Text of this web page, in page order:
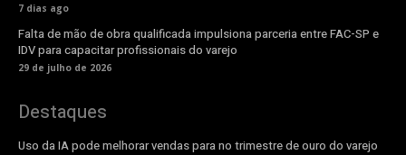
7 dias ago
Falta de mão de obra qualificada impulsiona parceria entre FAC-SP e
IDV para capacitar profissionais do varejo
29 de julho de 2026
Destaques
Uso da IA pode melhorar vendas para no trimestre de ouro do varejo